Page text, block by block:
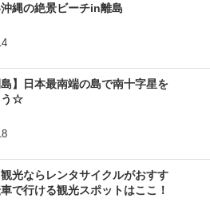
縄の絶景ビーチin離島
島】日本最南端の島で南十字星を
う☆
光ならレンタサイクルがおすす
で行ける観光スポットはここ！